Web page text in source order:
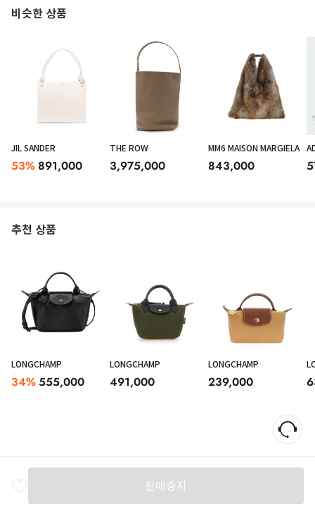
비슷한 상품
JIL SANDER
53%891,000
THE ROW
3,975,000
MM6 MAISON MARGIELA
843,000
추천 상품
LONGCHAMP
34%555,000
LONGCHAMP
491,000
LONGCHAMP
239,000
판매중지